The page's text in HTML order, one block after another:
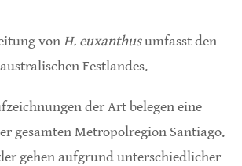
vonH. euxanthusumfasst den
Festlandes.
der Art belegen eine
gesamten Metropolregion Santiago.
gehen aufgrund unterschiedlicher